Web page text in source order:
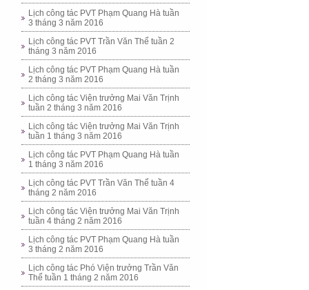
Lịch công tác PVT Phạm Quang Hà tuần
3 tháng 3 năm 2016
Lịch công tác PVT Trần Văn Thể tuần 2
tháng 3 năm 2016
Lịch công tác PVT Phạm Quang Hà tuần
2 tháng 3 năm 2016
Lịch công tác Viện trưởng Mai Văn Trịnh
tuần 2 tháng 3 năm 2016
Lịch công tác Viện trưởng Mai Văn Trịnh
tuần 1 tháng 3 năm 2016
Lịch công tác PVT Phạm Quang Hà tuần
1 tháng 3 năm 2016
Lịch công tác PVT Trần Văn Thể tuần 4
tháng 2 năm 2016
Lịch công tác Viện trưởng Mai Văn Trịnh
tuần 4 tháng 2 năm 2016
Lịch công tác PVT Phạm Quang Hà tuần
3 tháng 2 năm 2016
Lịch công tác Phó Viện trưởng Trần Văn
Thể tuần 1 tháng 2 năm 2016